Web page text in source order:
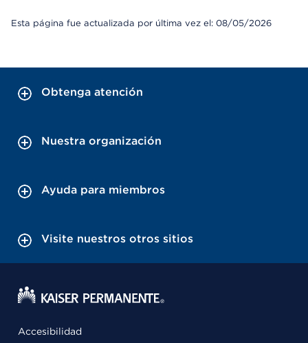
Esta página fue actualizada por última vez el: 08/05/2026
Obtenga atención
Nuestra organización
Ayuda para miembros
Visite nuestros otros sitios
Accesibilidad